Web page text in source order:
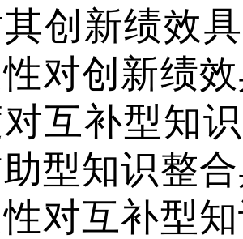
创新绩效
对创新绩
互补型知
型知识整
对互补型